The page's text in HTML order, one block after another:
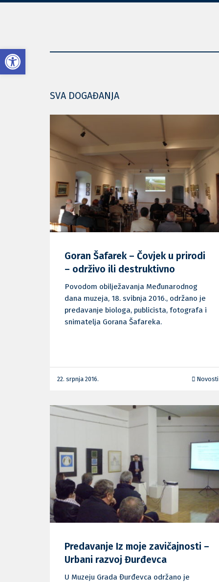
Open toolbar
SVA DOGAĐANJA
Goran Šafarek – Čovjek u prirodi
– održivo ili destruktivno
Povodom obilježavanja Međunarodnog
dana muzeja, 18. svibnja 2016., održano je
predavanje biologa, publicista, fotografa i
snimatelja Gorana Šafareka.
22. srpnja 2016. Novosti
Predavanje Iz moje zavičajnosti –
Urbani razvoj Đurđevca
U Muzeju Grada Đurđevca održano je